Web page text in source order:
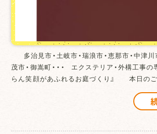
多治見市・土岐市・瑞浪市・恵那市・中津川
茂市・御嵩町・・・ エクステリア・外構工事の
らん笑顔があふれるお庭づくり』 本日の